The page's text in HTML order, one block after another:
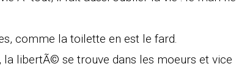
comme la toilette en est le fard.
la libertÃ© se trouve dans les moeurs et vice